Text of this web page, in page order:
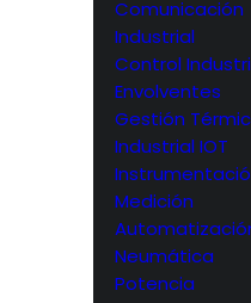
Comunicación
Industrial
Control
Envolventes
Gestión
Industrial IOT
Medición
Neumática
Potencia